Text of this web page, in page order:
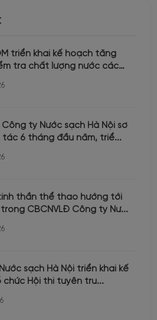
triển khai kế hoạch tăng
tra chất lượng nước các
ty Nước sạch Hà Nội sơ
tác 6 tháng đầu năm, triể...
thần thể thao hướng tới
CBCNVLĐ Công ty Nư...
sạch Hà Nội triển khai kế
chức Hội thi tuyên tru...